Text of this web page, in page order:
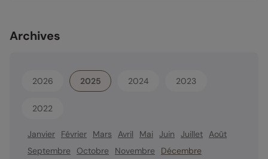
Archives
2026 2025 2024 2023
2022
Janvier Février Mars Avril Mai Juin Juillet Août
Septembre
Octobre Novembre Décembre